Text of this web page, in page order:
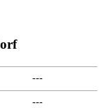
---
---